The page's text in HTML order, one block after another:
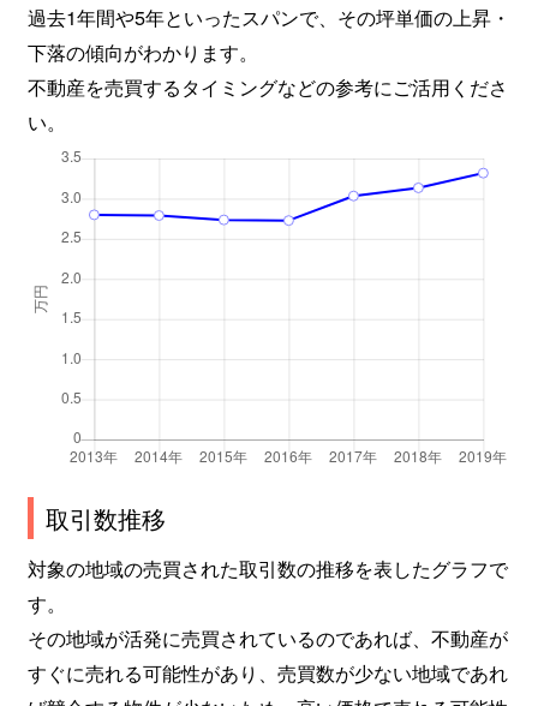
鍋島町
5,400万円
佐賀
鍋島町
1,000万円
佐賀
鍋島町
鍋島町
1,000万円
鍋島町
鍋島町
1,300万円
佐賀
鍋島町
鍋島町
西田代
1,100万円 佐賀
過去1年間や5年といったスパンで、その坪単価の上昇・
下落の傾向がわかります。
不動産を売買するタイミングなどの参考にご活用くださ
い。
取引数推移
対象の地域の売買された取引数の推移を表したグラフで
す。
その地域が活発に売買されているのであれば、不動産が
すぐに売れる可能性があり、売買数が少ない地域であれ